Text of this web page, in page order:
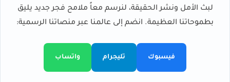
لبث الأمل ونشر الحقيقة، لنرسم معاً ملامح فجر جديد يليق
بطموحاتنا العظيمة. انضم إلى عالمنا عبر منصاتنا الرسمية:
فيسبوك تليجرام واتساب